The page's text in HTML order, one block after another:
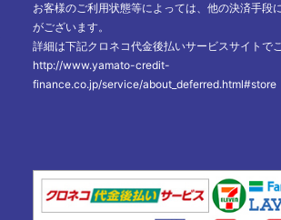
お客様のご利用状態等によっては、他の決済手段
がございます。
詳細は下記クロネコ代金後払いサービスサイトで
http://www.yamato-credit-
finance.co.jp/service/about_deferred.html#store